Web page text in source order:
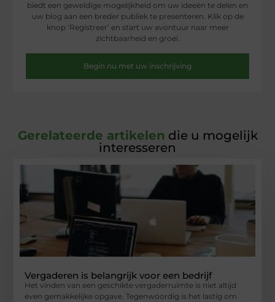
biedt een geweldige mogelijkheid om uw ideeën te delen en
uw blog aan een breder publiek te presenteren. Klik op de
knop ‘Registreer’ en start uw avontuur naar meer
zichtbaarheid en groei.
Begin nu met uw inschrijving
Gerelateerde artikelen die u mogelijk
interesseren
Vergaderen is belangrijk voor een bedrijf
Het vinden van een geschikte vergaderruimte is niet altijd
even gemakkelijke opgave. Tegenwoordig is het lastig om